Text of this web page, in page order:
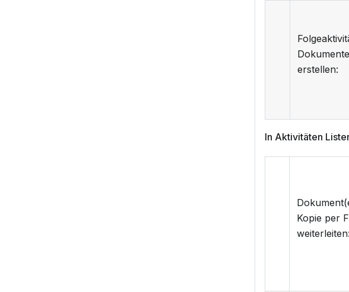
erstellen:
In Aktivitäten
Kopie per
weiterleiten: